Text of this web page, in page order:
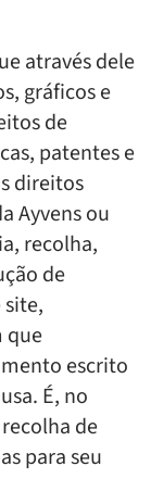
através dele
gráficos e
de
patentes e
direitos
Ayvens ou
recolha,
de
que
escrito
É, no
de
para seu